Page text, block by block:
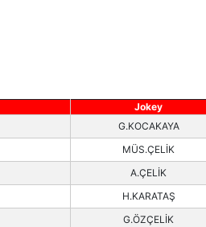
Jokey
G.KOCAKAYA
MÜS.ÇELİK
A.ÇELİK
H.KARATAŞ
G.ÖZÇELİK